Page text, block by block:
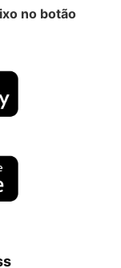
no botão